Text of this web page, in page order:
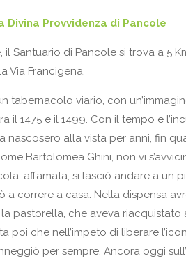
Divina Provvidenza di Pancole
Santuario di Pancole si trova a 5
Via Francigena.
tabernacolo viario, con
il 1475 e il 1499. Con il tempo e
alla vista per anni, fin
Bartolomea Ghini, non vi
affamata, si lasciò andare a un
a correre a casa. Nella dispensa
pastorella, che aveva
poi che nell’impeto di liberare
per sempre. Ancora oggi